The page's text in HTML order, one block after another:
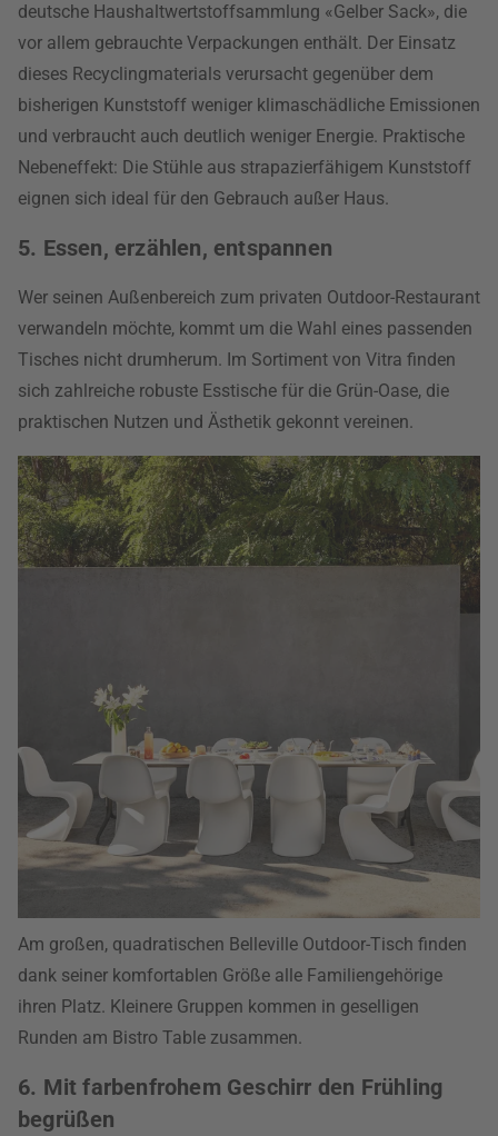
deutsche Haushaltwertstoffsammlung «Gelber Sack», die
vor allem gebrauchte Verpackungen enthält. Der Einsatz
dieses Recyclingmaterials verursacht gegenüber dem
bisherigen Kunststoff weniger klimaschädliche Emissionen
und verbraucht auch deutlich weniger Energie. Praktische
Nebeneffekt: Die Stühle aus strapazierfähigem Kunststoff
eignen sich ideal für den Gebrauch außer Haus.
5. Essen, erzählen, entspannen
Wer seinen Außenbereich zum privaten Outdoor-Restaurant
verwandeln möchte, kommt um die Wahl eines passenden
Tisches nicht drumherum. Im Sortiment von Vitra finden
sich zahlreiche robuste Esstische für die Grün-Oase, die
praktischen Nutzen und Ästhetik gekonnt vereinen.
Am großen, quadratischen Belleville Outdoor-Tisch finden
dank seiner komfortablen Größe alle Familiengehörige
ihren Platz. Kleinere Gruppen kommen in geselligen
Runden am Bistro Table zusammen.
6. Mit farbenfrohem Geschirr den Frühling
begrüßen